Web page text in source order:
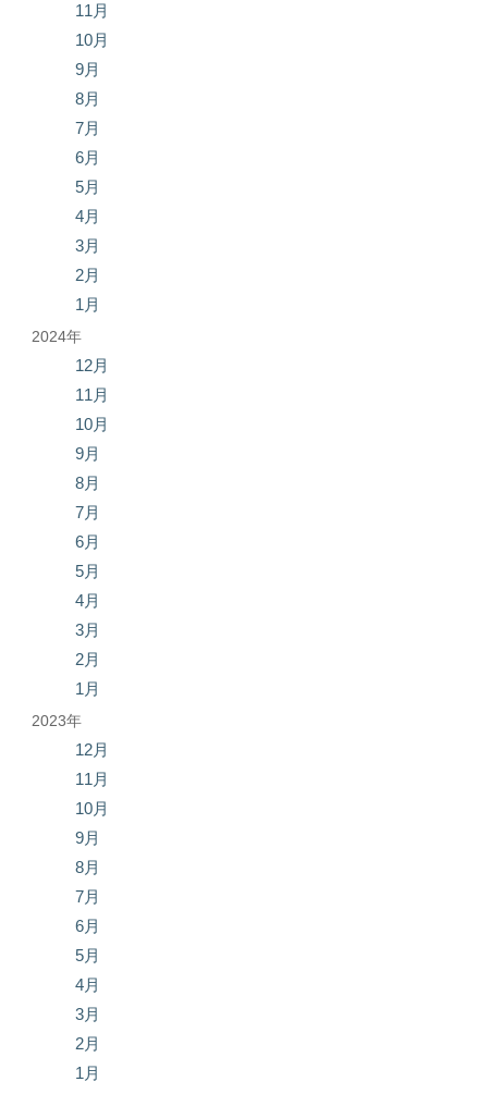
11月
10月
9月
8月
7月
6月
5月
4月
3月
2月
1月
2024年
12月
11月
10月
9月
8月
7月
6月
5月
4月
3月
2月
1月
2023年
12月
11月
10月
9月
8月
7月
6月
5月
4月
3月
2月
1月